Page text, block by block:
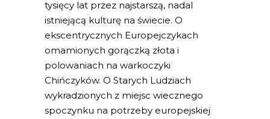
tysięcy lat przez najstarszą, nadal
istniejącą kulturę na świecie. O
ekscentrycznych Europejczykach
omamionych gorączką złota i
polowaniach na warkoczyki
Chińczyków. O Starych Ludziach
wykradzionych z miejsc wiecznego
spoczynku na potrzeby europejskiej